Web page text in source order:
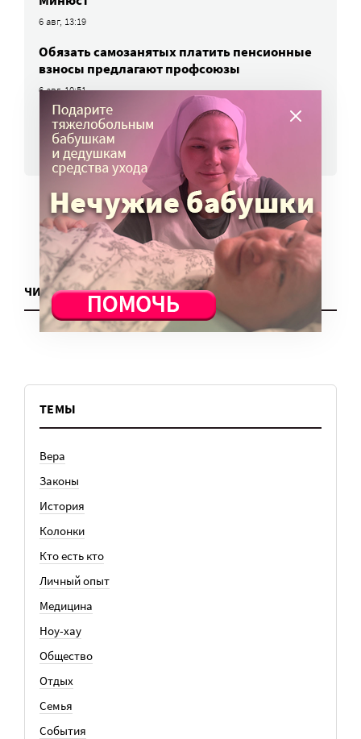
6 авг, 13:19
Обязать самозанятых платить пенсионные
взносы предлагают профсоюзы
6 авг, 10:51
ВСЕ НОВОСТИ
ЧИТАТЬ ЕЩЕ
ТЕМЫ
Вера
Законы
История
Колонки
Кто есть кто
Личный опыт
Медицина
Ноу-хау
Общество
Отдых
Семья
События